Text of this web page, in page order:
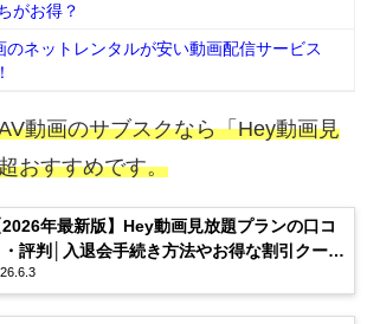
がお得？
のネットレンタルが安い動画配信サービス
動画のサブスクなら「Hey動画見
おすすめです。
2026年最新版】Hey動画見放題プランの口コ
・評判│入退会手続き方法やお得な割引クーポ
紹介